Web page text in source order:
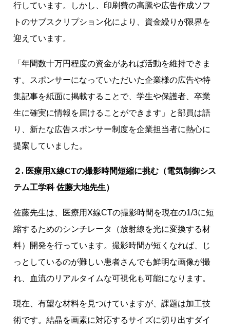
行しています。しかし、印刷費の高騰や広告作成ソフ
トのサブスクリプション化により、資金繰りが限界を
迎えています。
「年間数十万円程度の資金があれば活動を維持できま
す。スポンサーになっていただいた企業様の広告や特
集記事を紙面に掲載することで、学生や保護者、卒業
生に確実に情報を届けることができます」と部員は語
り、新たな広告スポンサー制度を企業担当者に熱心に
提案していました。
２. 医療用X線CTの撮影時間短縮に挑む（電気制御シス
テム工学科 佐藤大地先生）
佐藤先生は、医療用X線CTの撮影時間を現在の1/3に短
縮するためのシンチレータ（放射線を光に変換する材
料）開発を行っています。撮影時間が短くなれば、じ
っとしているのが難しい患者さんでも鮮明な画像が撮
れ、血流のリアルタイムな可視化も可能になります。
現在、有望な材料を見つけていますが、課題は加工技
術です。結晶を画素に対応するサイズに切り出すダイ